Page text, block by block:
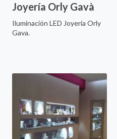
Joyería Orly Gavà
Iluminación LED Joyería Orly
Gava.